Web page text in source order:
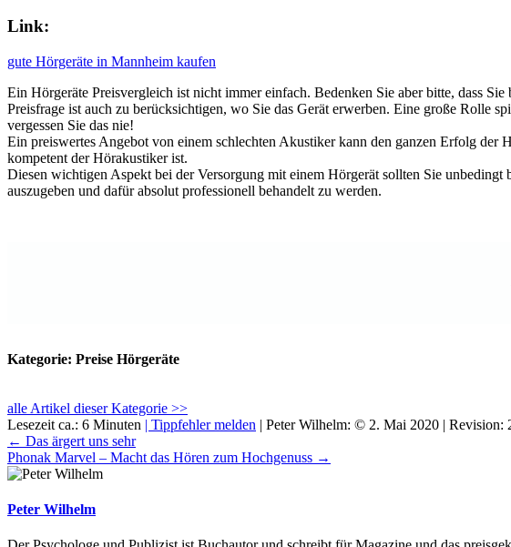
Link:
gute Hörgeräte in Mannheim kaufen
Ein Hörgeräte Preisvergleich ist nicht immer einfach. Bedenken Sie aber bitte, dass
Preisfrage ist auch zu berücksichtigen, wo Sie das Gerät erwerben. Eine große Rolle
vergessen Sie das nie!
Ein preiswertes Angebot von einem schlechten Akustiker kann den ganzen Erfolg der
kompetent der Hörakustiker ist.
Diesen wichtigen Aspekt bei der Versorgung mit einem Hörgerät sollten Sie
auszugeben und dafür absolut professionell behandelt zu werden.
Kategorie: Preise Hörgeräte
alle Artikel dieser Kategorie >>
Lesezeit ca.: 6 Minuten | Tippfehler melden | Peter Wilhelm: © 2. Mai 2020 | Revision:
← Das ärgert uns sehr
Phonak Marvel – Macht das Hören zum Hochgenuss →
Peter Wilhelm